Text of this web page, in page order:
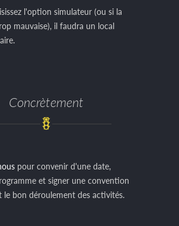
l'option simulateur (ou si la
mauvaise), il faudra un local
Concrètement
pour convenir d'une date,
et signer une convention
le bon déroulement des activités.